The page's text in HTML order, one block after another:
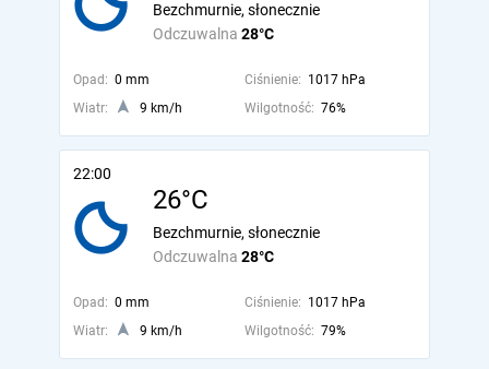
Odczuwalna 28°C
Bezchmurnie, słonecznie
Opad: 0 mm Ciśnienie: 1017 hPa
Wiatr:
9 km/h Wilgotność: 76%
22:00
26°C
Odczuwalna 28°C
Bezchmurnie, słonecznie
Opad: 0 mm Ciśnienie: 1017 hPa
Wiatr:
9 km/h Wilgotność: 79%